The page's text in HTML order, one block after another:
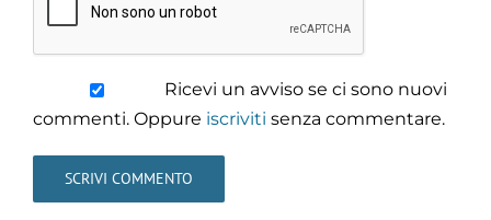
Ricevi un avviso se ci sono nuovi
commenti. Oppure iscriviti senza commentare.